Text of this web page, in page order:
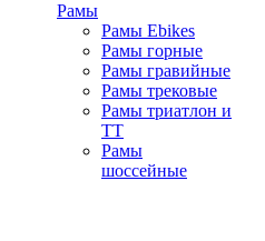
Рамы
Рамы Ebikes
Рамы горные
Рамы гравийные
Рамы трековые
Рамы триатлон и
ТТ
Рамы
шоссейные